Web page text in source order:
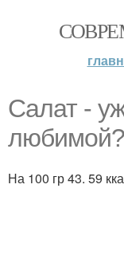
Салат -
любимой?
На 100 гр 43. 59